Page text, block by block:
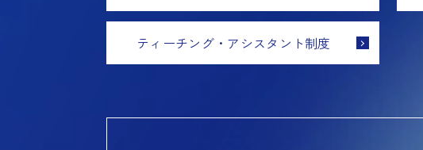
ティーチング・アシスタント制度